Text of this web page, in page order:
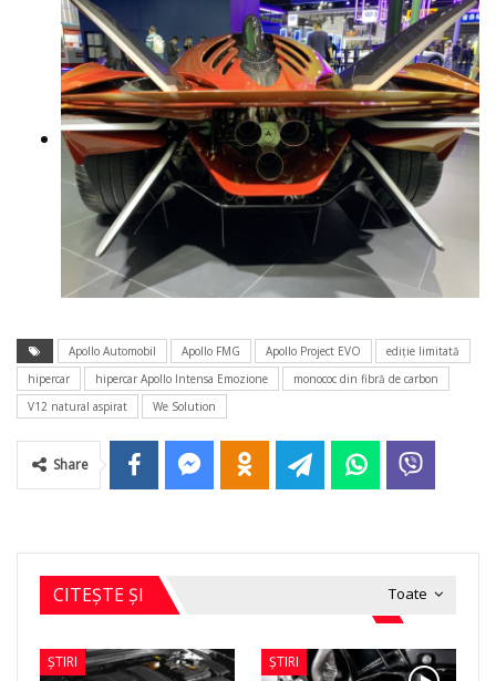
Apollo Automobil Apollo FMG Apollo Project EVO
ediţie limitată
hipercar
hipercar Apollo Intensa Emozione
monococ din fibră de carbon
V12 natural aspirat
We Solution
Share
Toate
CITEȘTE ȘI
ȘTIRI ȘTIRI